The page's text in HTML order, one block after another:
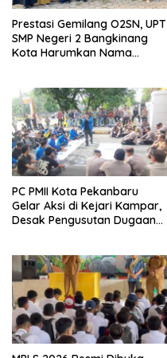
Prestasi Gemilang O2SN, UPT
SMP Negeri 2 Bangkinang
Kota Harumkan Nama
PC PMII Kota Pekanbaru
Gelar Aksi di Kejari Kampar,
Desak Pengusutan Dugaan